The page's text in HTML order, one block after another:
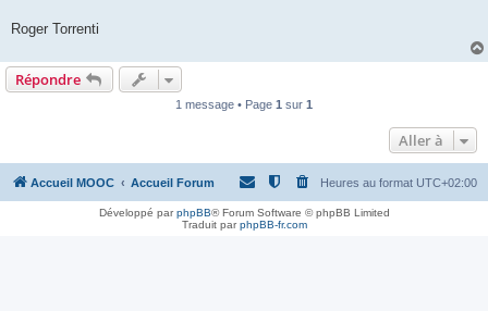
Roger Torrenti
Répondre
1 message • Page 1 sur 1
Aller à
Accueil MOOC Accueil Forum Heures au format UTC+02:00
Développé parphpBB® Forum Software © phpBB Limited
Traduit parphpBB-fr.com